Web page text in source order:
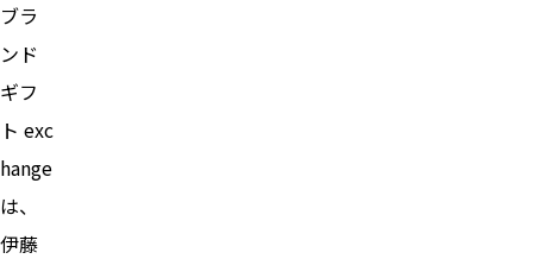
ブラ
ンド
ギフ
ト exc
hange
は、
伊藤